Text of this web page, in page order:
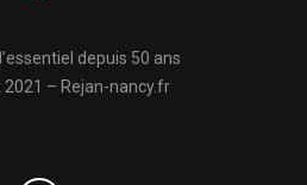
depuis 50 ans
– Rejan-nancy.fr